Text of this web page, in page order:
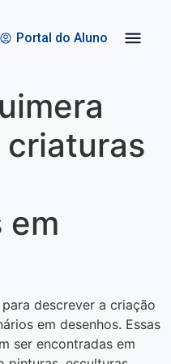
Portal do Aluno
em
descrever a criação
em desenhos. Essas
ser encontradas em